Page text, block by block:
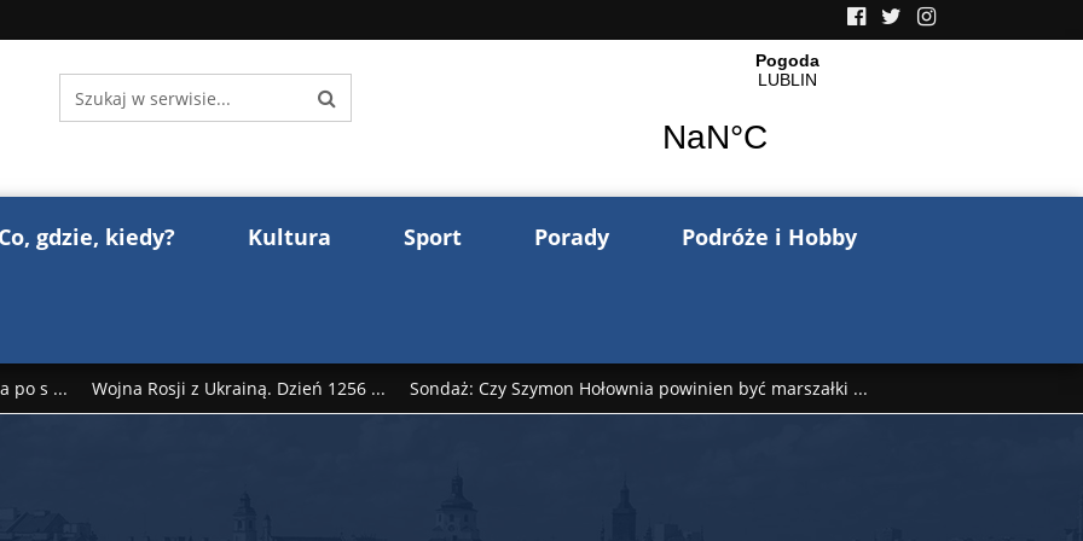
Co, gdzie, kiedy? Kultura Sport Porady Podróże i Hobby
po s ... Wojna Rosji z Ukrainą. Dzień 1256 ... Sondaż: Czy Szymon Hołownia powinien być marszałki ...